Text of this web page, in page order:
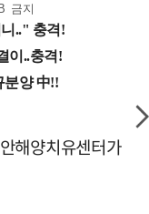
금지
해양치유센터가